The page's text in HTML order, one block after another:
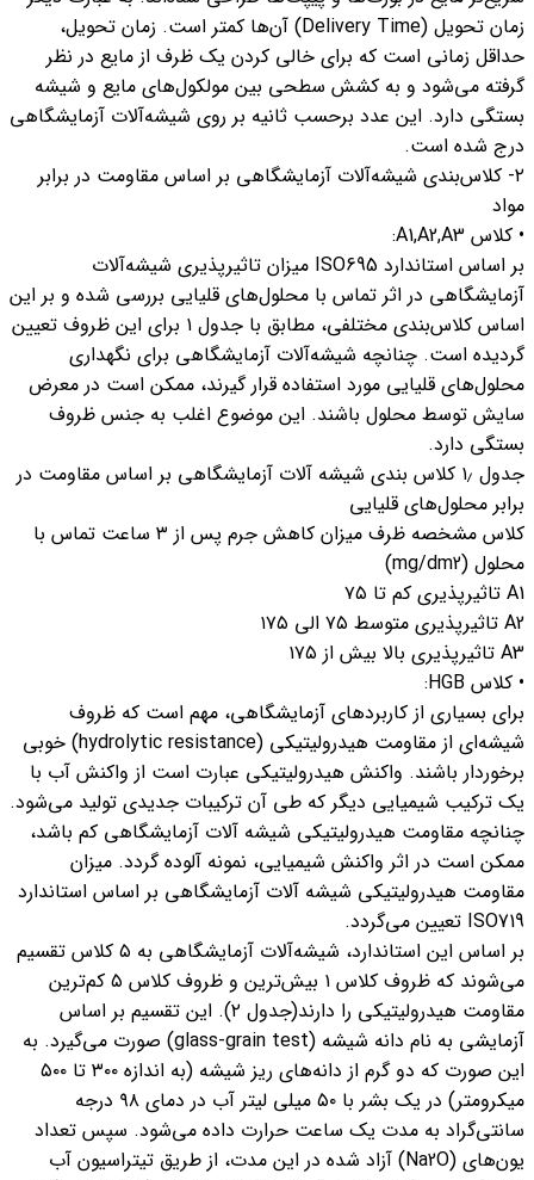
زمان تحویل (Delivery Time) آن‌ها کمتر است. زمان تحویل،
حداقل زمانی است که برای خالی کردن یک ظرف از مایع در نظر
گرفته می‌شود و به کشش سطحی بین مولکول‌های مایع و شیشه
بستگی دارد. این عدد برحسب ثانیه بر روی شیشه‌آلات آزمایشگاهی
درج شده است.
۲- کلاس‌بندی شیشه‌آلات آزمایشگاهی بر اساس مقاومت در برابر
مواد
• کلاس A1,A2,A3:
بر اساس استاندارد ISO695 میزان تاثیرپذیری شیشه‌آلات
آزمایشگاهی در اثر تماس با محلول‌های قلیایی بررسی شده و بر این
اساس کلاس‌بندی مختلفی، مطابق با جدول ۱ برای این ظروف تعیین
گردیده است. چنانچه شیشه‌آلات آزمایشگاهی برای نگهداری
محلول‌های قلیایی مورد استفاده قرار گیرند، ممکن است در معرض
سایش توسط محلول باشند. این موضوع اغلب به جنس ظروف
بستگی دارد.
جدول ۱٫ کلاس بندی شیشه آلات آزمایشگاهی بر اساس مقاومت در
برابر محلول‌های قلیایی
کلاس مشخصه ظرف میزان کاهش جرم پس از ۳ ساعت تماس با
محلول (mg/dm2)
A1 تاثیرپذیری کم تا ۷۵
A2 تاثیرپذیری متوسط ۷۵ الی ۱۷۵
A3 تاثیرپذیری بالا بیش از ۱۷۵
• کلاس HGB:
برای بسیاری از کاربردهای آزمایشگاهی، مهم است که ظروف
شیشه‌ای از مقاومت هیدرولیتیکی (hydrolytic resistance) خوبی
برخوردار باشند. واکنش هیدرولیتیکی عبارت است از واکنش آب با
یک ترکیب شیمیایی دیگر که طی آن ترکیبات جدیدی تولید می‌شود.
چنانچه مقاومت هیدرولیتیکی شیشه آلات آزمایشگاهی کم باشد،
ممکن است در اثر واکنش شیمیایی، نمونه آلوده گردد. میزان
مقاومت هیدرولیتیکی شیشه آلات آزمایشگاهی بر اساس استاندارد
ISO719 تعیین می‌گردد.
بر اساس این استاندارد، شیشه‌آلات آزمایشگاهی به ۵ کلاس تقسیم
می‌شوند که ظروف کلاس ۱ بیش‌ترین و ظروف کلاس ۵ کم‌ترین
مقاومت هیدرولیتیکی را دارند(جدول ۲). این تقسیم بر اساس
آزمایشی به نام دانه شیشه (glass-grain test) صورت می‌گیرد. به
این صورت که دو گرم از دانه‌های ریز شیشه (به اندازه ۳۰۰ تا ۵۰۰
میکرومتر) در یک بشر با ۵۰ میلی لیتر آب در دمای ۹۸ درجه
سانتی‌گراد به مدت یک ساعت حرارت داده می‌شود. سپس تعداد
یون‌های (Na2O) آزاد شده در این مدت، از طریق تیتراسیون آب